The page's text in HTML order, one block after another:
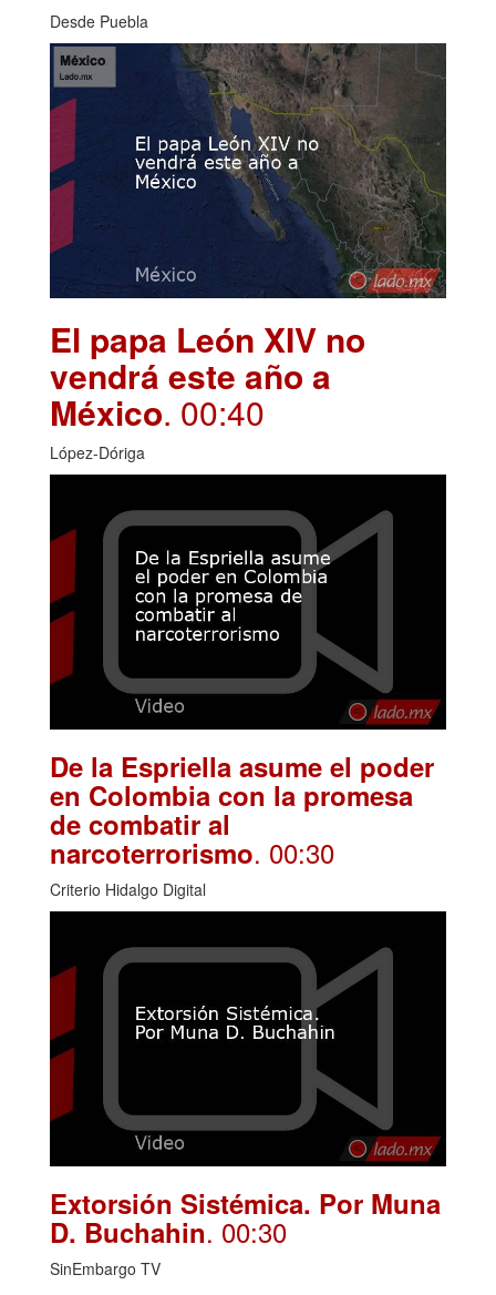
Desde Puebla
El papa León XIV no
vendrá este año a
México. 00:40
López-Dóriga
De la Espriella asume el poder
en Colombia con la promesa
de combatir al
narcoterrorismo. 00:30
Criterio Hidalgo Digital
Extorsión Sistémica. Por Muna
D. Buchahin. 00:30
SinEmbargo TV